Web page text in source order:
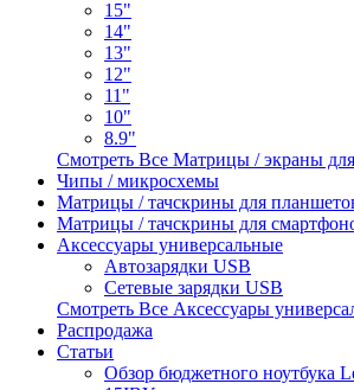
15"
14"
13"
12"
11"
10"
8.9"
Смотреть Все Матрицы / экраны для
Чипы / микросхемы
Матрицы / тачскрины для
Матрицы / тачскрины для
Аксессуары универсальные
Автозарядки USB
Сетевые зарядки USB
Смотреть Все Аксессуары
Распродажа
Статьи
Обзор бюджетного ноутбука